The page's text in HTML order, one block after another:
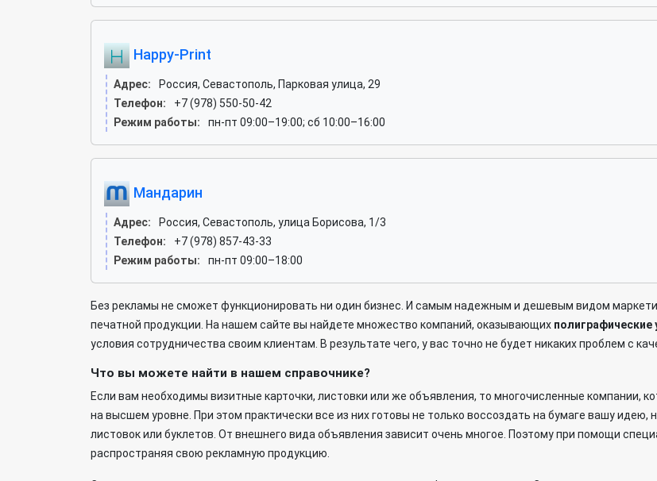
Happy-Print
Адрес:
Россия, Севастополь, Парковая улица, 29
Телефон:
+7 (978) 550-50-42
Режим работы:
пн-пт 09:00–19:00; сб 10:00–16:00
Мандарин
Адрес:
Россия, Севастополь, улица Борисова, 1/3
Телефон:
+7 (978) 857-43-33
Режим работы:
пн-пт 09:00–18:00
Без рекламы не сможет функционировать ни один бизнес. И самым надежным и дешевым видом
печатной продукции. На нашем сайте вы найдете множество компаний, оказывающих полиграфические
условия сотрудничества своим клиентам. В результате чего, у вас точно не будет никаких проблем с
Что вы можете найти в нашем справочнике?
Если вам необходимы визитные карточки, листовки или же объявления, то многочисленные компании,
на высшем уровне. При этом практически все из них готовы не только воссоздать на бумаге вашу
листовок или буклетов. От внешнего вида объявления зависит очень многое. Поэтому при помощи
распространяя свою рекламную продукцию.